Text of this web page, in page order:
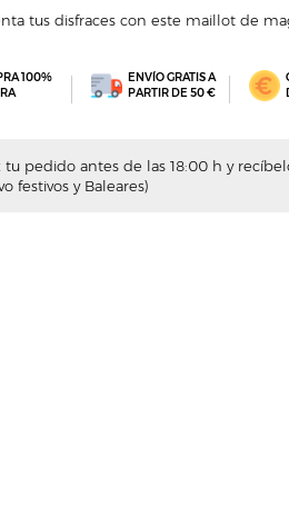
tus disfraces con este maillot de
100%
ENVÍO GRATIS A
PARTIR DE 50 €
tu pedido antes de las 18:00 h y
festivos y Baleares)